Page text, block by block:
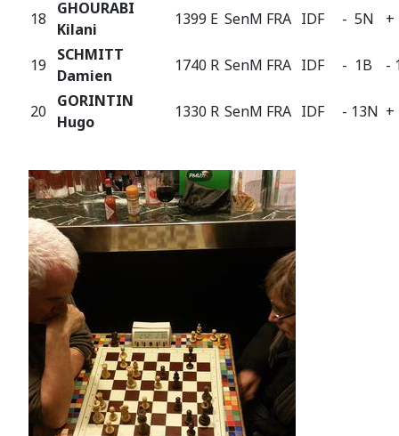
18
GHOURABI
Kilani
1399 E SenM FRA IDF - 5N +
19
SCHMITT
Damien
1740 R SenM FRA IDF - 1B -
20
GORINTIN
Hugo
1330 R SenM FRA IDF - 13N +